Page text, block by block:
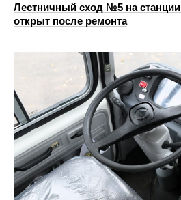
Лестничный сход №5 на
открыт после ремонта